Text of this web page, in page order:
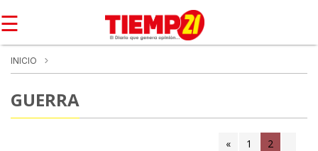
☰
INICIO
GUERRA
« 1 2